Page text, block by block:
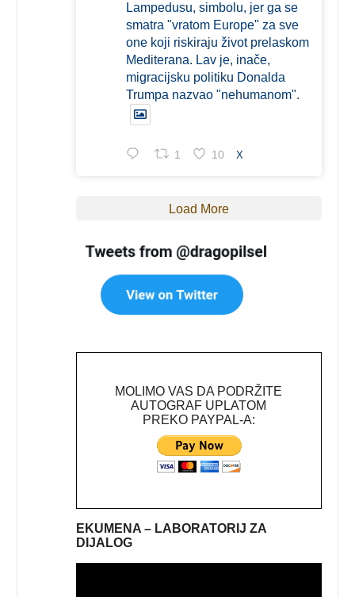
Lampedusu, simbolu, jer ga se
smatra "vratom Europe" za sve
one koji riskiraju život prelaskom
Mediterana. Lav je, inače,
migracijsku politiku Donalda
Trumpa nazvao "nehumanom".
1 10 X
Load More
MOLIMO VAS DA PODRŽITE
AUTOGRAF UPLATOM
PREKO PAYPAL-A:
EKUMENA – LABORATORIJ ZA
DIJALOG